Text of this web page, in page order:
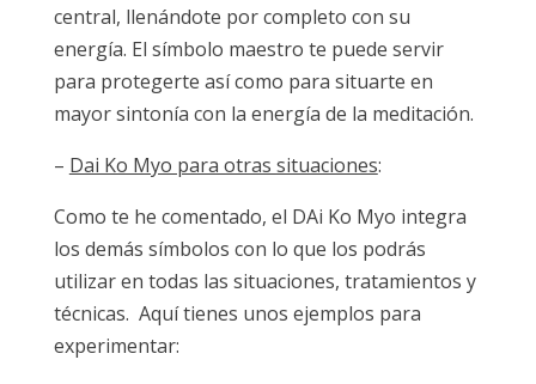
central, llenándote por completo con su
energía. El símbolo maestro te puede servir
para protegerte así como para situarte en
mayor sintonía con la energía de la meditación.
– Dai Ko Myo para otras situaciones:
Como te he comentado, el DAi Ko Myo integra
los demás símbolos con lo que los podrás
utilizar en todas las situaciones, tratamientos y
técnicas. Aquí tienes unos ejemplos para
experimentar: